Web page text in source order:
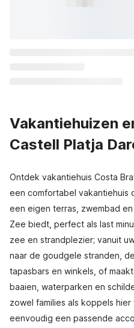
Vakantiehuizen
Castell Platja
Ontdek vakantiehuis Costa
een comfortabel vakantiehuis
een eigen terras, zwembad
Zee biedt, perfect als last
zee en strandplezier; vanuit
naar de goudgele stranden,
tapasbars en winkels, of
baaien, waterparken en
zowel families als koppels
eenvoudig een passende